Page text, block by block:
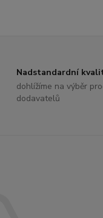
Nadstandardní
dohlížíme na výběr
dodavatelů